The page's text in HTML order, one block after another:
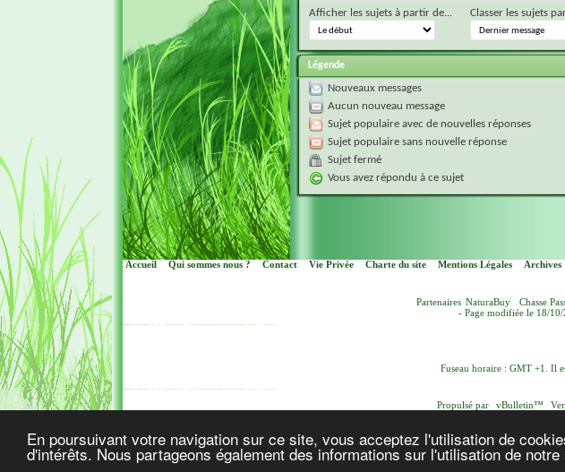
En poursuivant votre navigation sur ce site, vous acceptez l'utilisation de
d'intérêts. Nous partageons également des informations sur l'utilisation de
Afficher les sujets à partir de... Classer les sujets
Légende
Nouveaux messages
Aucun nouveau message
Sujet populaire avec de nouvelles réponses
Sujet populaire sans nouvelle réponse
Sujet fermé
Vous avez répondu à ce sujet
Accueil Qui sommes nous ? Contact Vie Privée Charte du site Mentions Légales Archives
Partenaires NaturaBuy Chasse
- Page modifiée le 18/10/
Fuseau horaire : GMT +1. Il
Propulsé par vBulletin™